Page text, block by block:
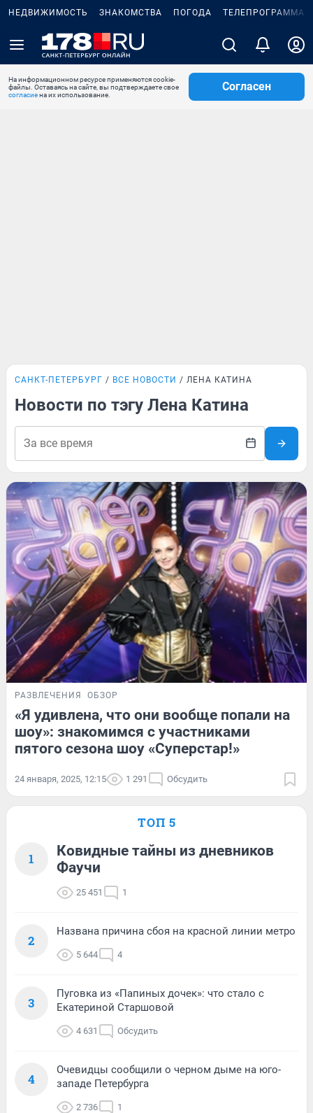
НЕДВИЖИМОСТЬ ЗНАКОМСТВА ПОГОДА ТЕЛЕПРОГРАММА
На информационном ресурсе применяются cookie-
файлы. Оставаясь на сайте, вы подтверждаете свое
согласиена их использование.
Согласен
САНКТ-ПЕТЕРБУРГ ВСЕ НОВОСТИ ЛЕНА КАТИНА
Новости по тэгу Лена Катина
РАЗВЛЕЧЕНИЯ ОБЗОР
«Я удивлена, что они вообще попали на
шоу»: знакомимся с участниками
пятого сезона шоу «Суперстар!»
24 января, 2025, 12:15 1 291 Обсудить
ТОП 5
1
Ковидные тайны из дневников
Фаучи
25 451 1
2
Названа причина сбоя на красной линии метро
5 644 4
3
Пуговка из «Папиных дочек»: что стало с
Екатериной Старшовой
4 631 Обсудить
4
Очевидцы сообщили о черном дыме на юго-
западе Петербурга
2 736 1